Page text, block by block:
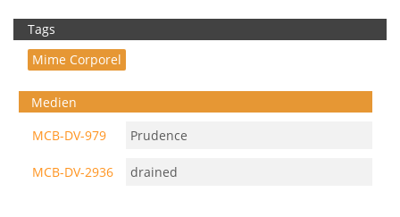
Tags
Mime Corporel
Medien
MCB-DV-979
Prudence
MCB-DV-2936 drained